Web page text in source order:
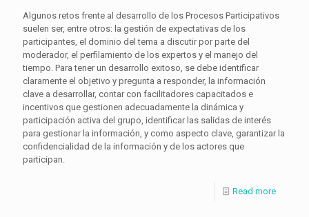
Algunos retos frente al desarrollo de los Procesos Participativos
suelen ser, entre otros: la gestión de expectativas de los
participantes, el dominio del tema a discutir por parte del
moderador, el perfilamiento de los expertos y el manejo del
tiempo. Para tener un desarrollo exitoso, se debe identificar
claramente el objetivo y pregunta a responder, la información
clave a desarrollar, contar con facilitadores capacitados e
incentivos que gestionen adecuadamente la dinámica y
participación activa del grupo, identificar las salidas de interés
para gestionar la información, y como aspecto clave, garantizar la
confidencialidad de la información y de los actores que
participan.
Read more